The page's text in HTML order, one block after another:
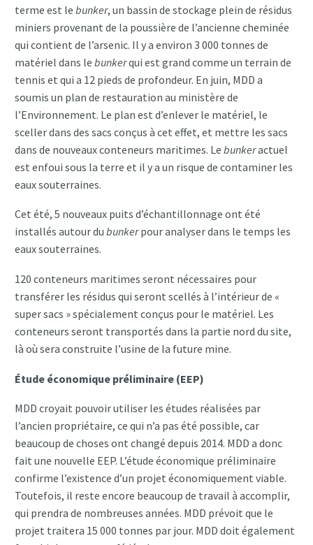
terme est le bunker, un bassin de stockage plein de résidus
miniers provenant de la poussière de l’ancienne cheminée
qui contient de l’arsenic. Il y a environ 3 000 tonnes de
matériel dans le bunkerqui est grand comme un terrain de
tennis et qui a 12 pieds de profondeur. En juin, MDD a
soumis un plan de restauration au ministère de
l’Environnement. Le plan est d’enlever le matériel, le
sceller dans des sacs conçus à cet effet, et mettre les sacs
dans de nouveaux conteneurs maritimes. Le bunkeractuel
est enfoui sous la terre et il y a un risque de contaminer les
eaux souterraines.
Cet été, 5 nouveaux puits d’échantillonnage ont été
installés autour du bunkerpour analyser dans le temps les
eaux souterraines.
120 conteneurs maritimes seront nécessaires pour
transférer les résidus qui seront scellés à l’intérieur de «
super sacs » spécialement conçus pour le matériel. Les
conteneurs seront transportés dans la partie nord du site,
là où sera construite l’usine de la future mine.
Étude économique préliminaire (EEP)
MDD croyait pouvoir utiliser les études réalisées par
l’ancien propriétaire, ce qui n’a pas été possible, car
beaucoup de choses ont changé depuis 2014. MDD a donc
fait une nouvelle EEP. L’étude économique préliminaire
confirme l’existence d’un projet économiquement viable.
Toutefois, il reste encore beaucoup de travail à accomplir,
qui prendra de nombreuses années. MDD prévoit que le
projet traitera 15 000 tonnes par jour. MDD doit également